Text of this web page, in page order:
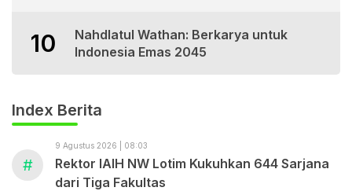
10
Nahdlatul Wathan: Berkarya untuk
Indonesia Emas 2045
Index Berita
#
9 Agustus 2026 | 08:03
Rektor IAIH NW Lotim Kukuhkan 644 Sarjana
dari Tiga Fakultas